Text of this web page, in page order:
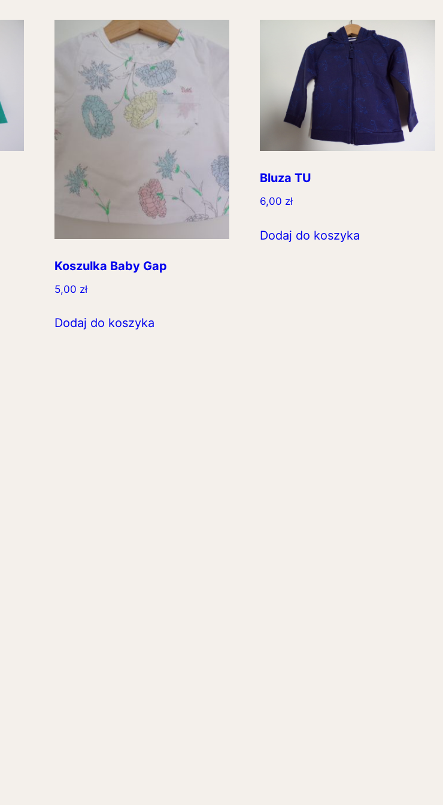
Koszulka Baby Gap
5,00 zł
Dodaj do koszyka
Bluza TU
6,00 zł
Dodaj do koszyka